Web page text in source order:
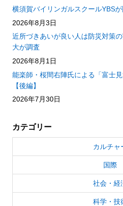
横須賀バイリンガルスクールYBS
2026年8月3日
近所づきあいが良い人は防災対策
大が調査
2026年8月1日
能楽師・桜間右陣氏による「富士
【後編】
2026年7月30日
カテゴリー
カルチャ
国際
社会・経
科学・技